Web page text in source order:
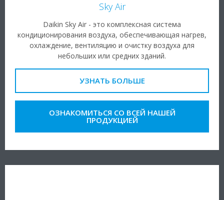
Sky Air
Daikin Sky Air - это комплексная система
кондиционирования воздуха, обеспечивающая нагрев,
охлаждение, вентиляцию и очистку воздуха для
небольших или средних зданий.
УЗНАТЬ БОЛЬШЕ
ОЗНАКОМИТЬСЯ СО ВСЕЙ НАШЕЙ
ПРОДУКЦИЕЙ